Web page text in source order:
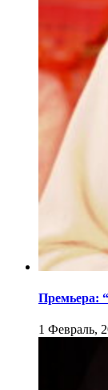
Премьера:
1 Февраль,